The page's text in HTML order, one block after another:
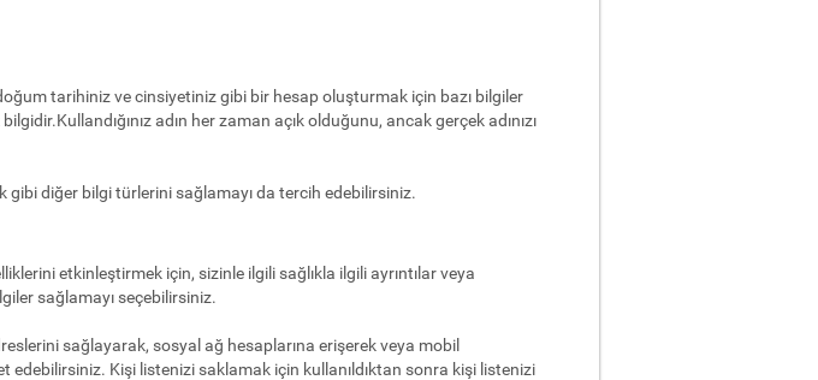
tarihiniz ve cinsiyetiniz gibi bir hesap oluşturmak için bazı bilgiler
adın her zaman açık olduğunu, ancak gerçek adınızı
gibi diğer bilgi türlerini sağlamayı da tercih edebilirsiniz.
etkinleştirmek için, sizinle ilgili sağlıkla ilgili ayrıntılar veya
sağlamayı seçebilirsiniz.
sağlayarak, sosyal ağ hesaplarına erişerek veya mobil
edebilirsiniz. Kişi listenizi saklamak için kullanıldıktan sonra kişi listenizi